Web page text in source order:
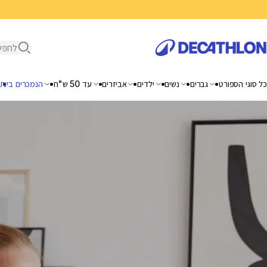
פתיחת
כל סוגי הספורט גברים נשים ילדים אביזרים עד 50 ש"ח הנמכרים